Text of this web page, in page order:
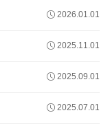
2026.01.01
2025.11.01
2025.09.01
2025.07.01